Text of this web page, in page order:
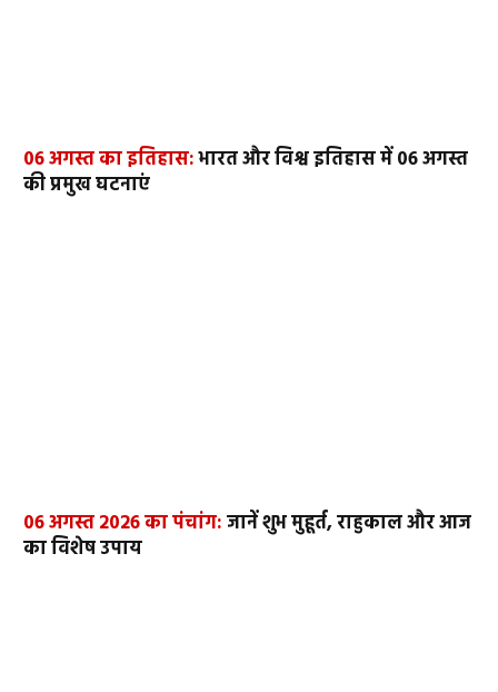
06 अगस्त का इतिहास:भारत और विश्व इतिहास में 06 अगस्त
की प्रमुख घटनाएं
06 अगस्त 2026 का पंचांग:जानें शुभ मुहूर्त, राहुकाल और आज
का विशेष उपाय